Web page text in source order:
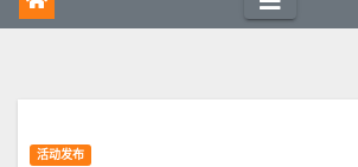
活动发布